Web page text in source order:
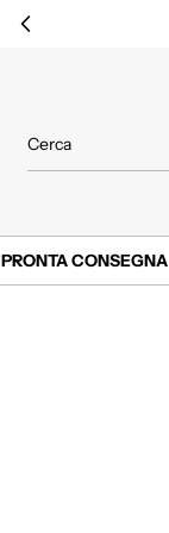
PRONTA CONSEGNA